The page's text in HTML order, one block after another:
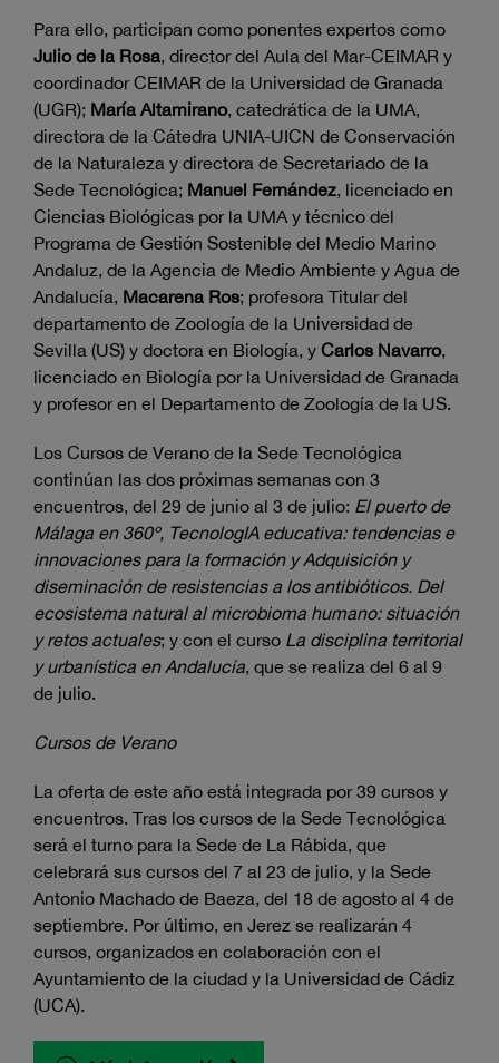
Para ello, participan como ponentes expertos como
Julio de la Rosa , director del Aula del Mar-CEIMAR y
coordinador CEIMAR de la Universidad de Granada
(UGR); María Altamirano, catedrática de la UMA,
directora de la Cátedra UNIA-UICN de Conservación
de la Naturaleza y directora de Secretariado de la
Sede Tecnológica; Manuel Fernández , licenciado en
Ciencias Biológicas por la UMA y técnico del
Programa de Gestión Sostenible del Medio Marino
Andaluz, de la Agencia de Medio Ambiente y Agua de
Andalucía, Macarena Ros; profesora Titular del
departamento de Zoología de la Universidad de
Sevilla (US) y doctora en Biología, y Carlos Navarro,
licenciado en Biología por la Universidad de Granada
y profesor en el Departamento de Zoología de la US.
Los Cursos de Verano de la Sede Tecnológica
continúan las dos próximas semanas con 3
encuentros, del 29 de junio al 3 de julio: El puerto de
Málaga en 360º, TecnologIA educativa: tendencias e
innovaciones para la formación y Adquisición y
diseminación de resistencias a los antibióticos. Del
ecosistema natural al microbioma humano: situación
y retos actuales; y con el curso La disciplina territorial
y urbanística en Andalucía , que se realiza del 6 al 9
de julio.
Cursos de Verano
La oferta de este año está integrada por 39 cursos y
encuentros. Tras los cursos de la Sede Tecnológica
será el turno para la Sede de La Rábida, que
celebrará sus cursos del 7 al 23 de julio, y la Sede
Antonio Machado de Baeza, del 18 de agosto al 4 de
septiembre. Por último, en Jerez se realizarán 4
cursos, organizados en colaboración con el
Ayuntamiento de la ciudad y la Universidad de Cádiz
(UCA).